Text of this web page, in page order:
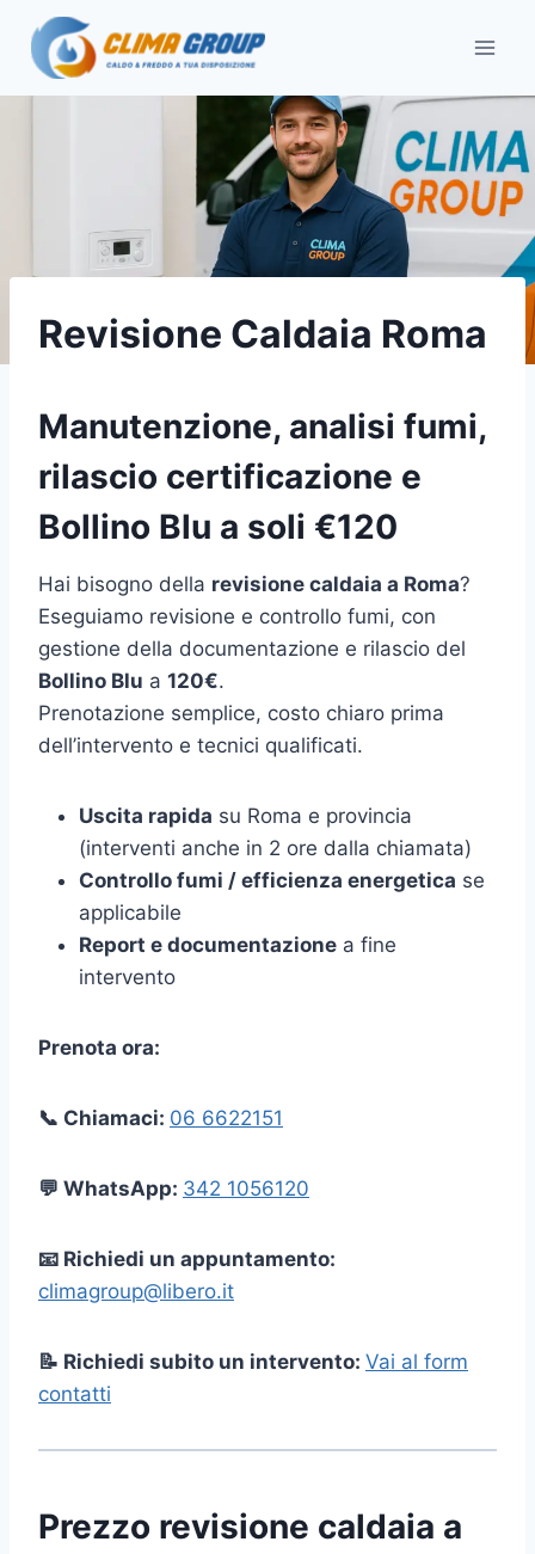
Salta
contenuto
Revisione Caldaia Roma
Manutenzione, analisi fumi,
rilascio certificazione e
Bollino Blu a soli €120
Hai bisogno della revisione caldaia a Roma?
Eseguiamo revisione e controllo fumi, con
gestione della documentazione e rilascio del
Bollino Blu a 120€.
Prenotazione semplice, costo chiaro prima
dell’intervento e tecnici qualificati.
Uscita rapida su Roma e provincia
(interventi anche in 2 ore dalla chiamata)
Controllo fumi / efficienza energetica se
applicabile
Report e documentazione a fine
intervento
Prenota ora:
📞 Chiamaci: 06 6622151
💬 WhatsApp: 342 1056120
📧 Richiedi un appuntamento:
climagroup@libero.it
📝 Richiedi subito un intervento: Vai al form
contatti
Prezzo revisione caldaia a